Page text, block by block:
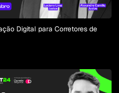
Digital para Corretores de